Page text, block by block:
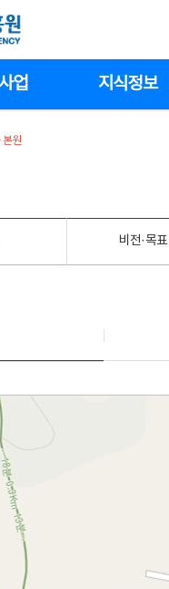
업 지식정보
본원
비전·목표